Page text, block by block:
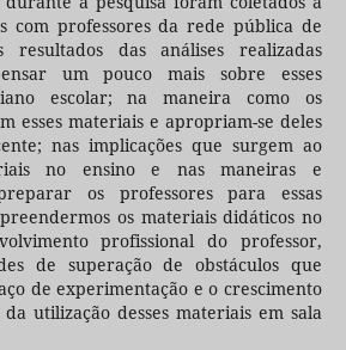
com professores da rede pública de
resultados das análises realizadas
um pouco mais sobre esses
escolar; na maneira como os
esses materiais e apropriam-se deles
nas implicações que surgem ao
no ensino e nas maneiras e
os professores para essas
os materiais didáticos no
profissional do professor,
de superação de obstáculos que
de experimentação e o crescimento
utilização desses materiais em sala